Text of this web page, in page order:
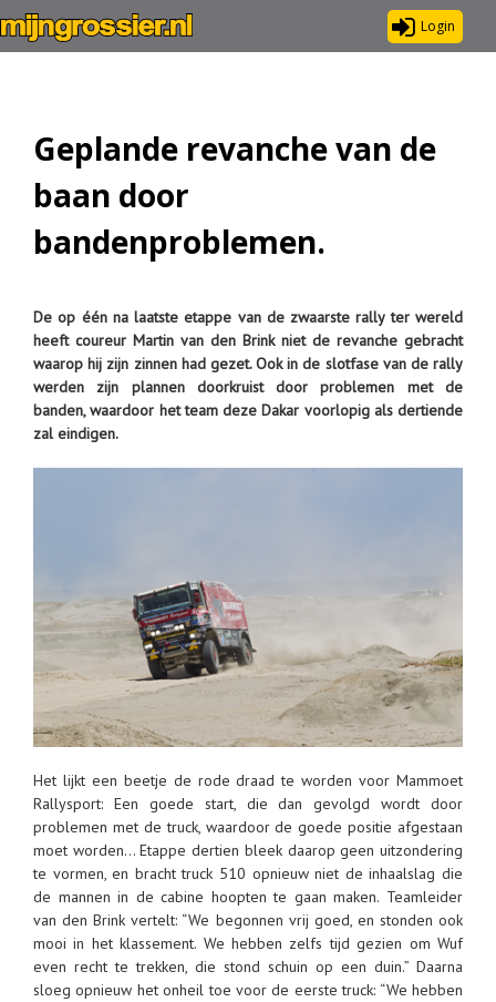
Login
Geplande revanche van de
baan door
bandenproblemen.
De op één na laatste etappe van de zwaarste rally ter wereld
heeft coureur Martin van den Brink niet de revanche gebracht
waarop hij zijn zinnen had gezet. Ook in de slotfase van de rally
werden zijn plannen doorkruist door problemen met de
banden, waardoor het team deze Dakar voorlopig als dertiende
zal eindigen.
Het lijkt een beetje de rode draad te worden voor Mammoet
Rallysport: Een goede start, die dan gevolgd wordt door
problemen met de truck, waardoor de goede positie afgestaan
moet worden… Etappe dertien bleek daarop geen uitzondering
te vormen, en bracht truck 510 opnieuw niet de inhaalslag die
de mannen in de cabine hoopten te gaan maken. Teamleider
van den Brink vertelt: “We begonnen vrij goed, en stonden ook
mooi in het klassement. We hebben zelfs tijd gezien om Wuf
even recht te trekken, die stond schuin op een duin.” Daarna
sloeg opnieuw het onheil toe voor de eerste truck: “We hebben